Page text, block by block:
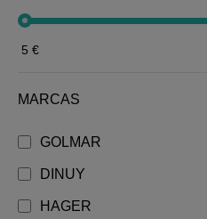
5 €
MARCAS
GOLMAR
DINUY
HAGER